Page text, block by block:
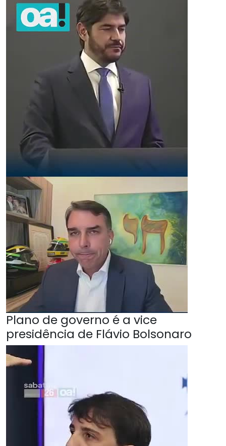
Plano de governo é a vice
presidência de Flávio Bolsonaro